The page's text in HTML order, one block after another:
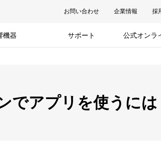
お問い合わせ 企業情報 採
機器 サポート 公式オンラ
でアプリを使うには